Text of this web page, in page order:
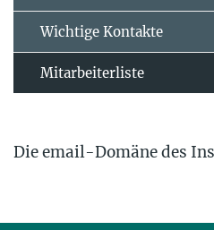
Wichtige Kontakte
Mitarbeiterliste
Die email-Domäne des